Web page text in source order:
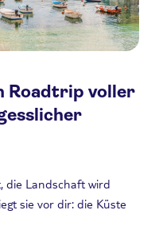
Roadtrip voller
die Landschaft wird
sie vor dir: die Küste